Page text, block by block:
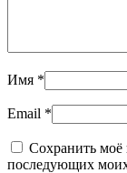
Имя *
Email *
Сохранить моё
последующих